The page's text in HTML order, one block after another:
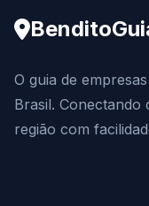
O guia de
Brasil. Conectando
região com